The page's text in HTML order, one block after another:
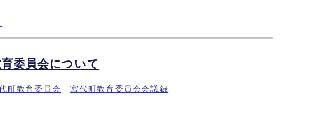
委員会について
町教育委員会 宮代町教育委員会会議録